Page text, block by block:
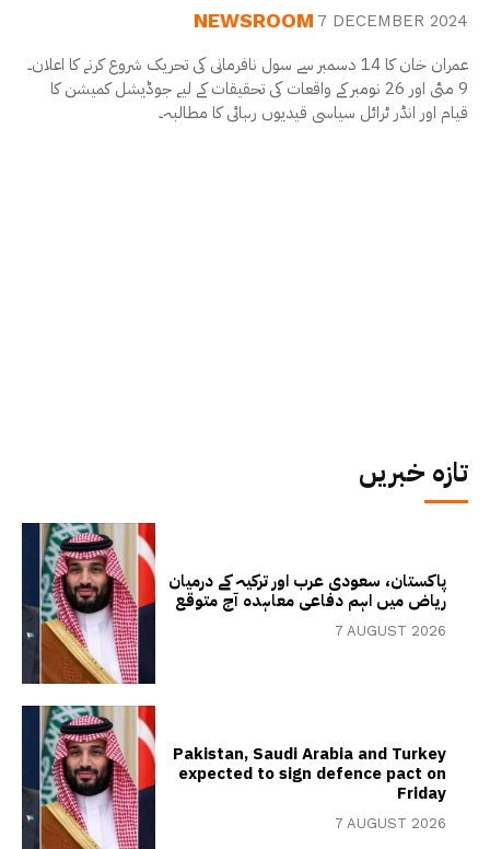
NEWSROOM 7 DECEMBER 2024
عمران خان کا 14 دسمبر سے سول نافرمانی کی تحریک شروع کرنے کا اعلان۔
قیام اور انڈر ٹرائل سیاسی قیدیوں رہائی کا مطالبہ۔
تازہ خبریں
پاکستان، سعودی عرب اور ترکیہ کے درمیان
ریاض میں اہم دفاعی معاہدہ آج متوقع
7 AUGUST 2026
Pakistan, Saudi Arabia and Turkey
expected to sign defence pact on
Friday
7 AUGUST 2026